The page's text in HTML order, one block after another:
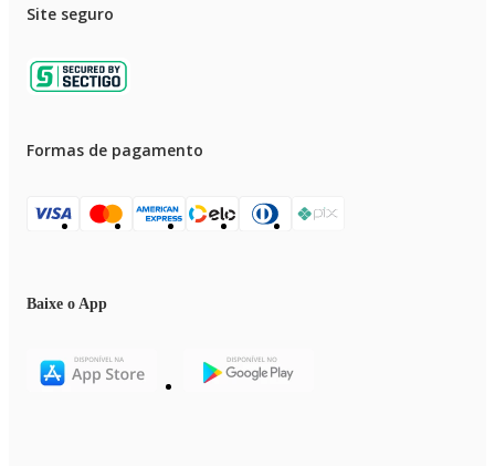
Site seguro
Formas de pagamento
Baixe o App